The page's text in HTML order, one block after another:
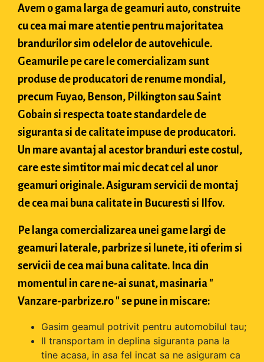
Avem o gama larga de geamuri auto, construite
cu cea mai mare atentie pentru majoritatea
brandurilor sim odelelor de autovehicule.
Geamurile pe care le comercializam sunt
produse de producatori de renume mondial,
precum Fuyao, Benson, Pilkington sau Saint
Gobain si respecta toate standardele de
siguranta si de calitate impuse de producatori.
Un mare avantaj al acestor branduri este costul,
care este simtitor mai mic decat cel al unor
geamuri originale. Asiguram servicii de montaj
de cea mai buna calitate in Bucuresti si Ilfov.
Pe langa comercializarea unei game largi de
geamuri laterale, parbrize si lunete, iti oferim si
servicii de cea mai buna calitate. Inca din
momentul in care ne-ai sunat, masinaria "
Vanzare-parbrize.ro " se pune in miscare:
Gasim geamul potrivit pentru automobilul tau;
Il transportam in deplina siguranta pana la
tine acasa, in asa fel incat sa ne asiguram ca